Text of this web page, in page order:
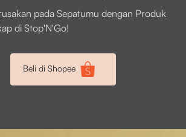
pada Sepatumu dengan Produk
di Stop'N'Go!
Beli di Shopee